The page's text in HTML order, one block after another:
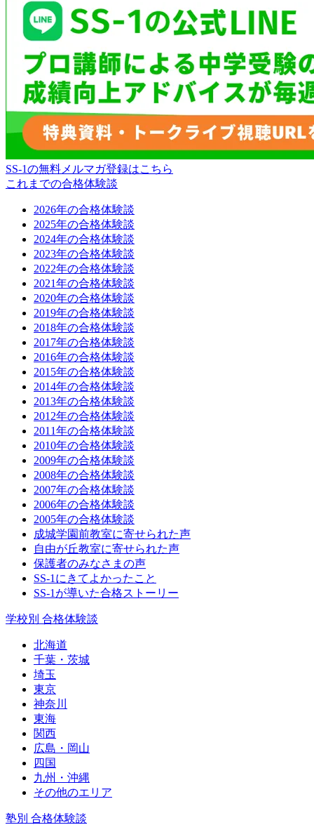
SS-1の無料メルマガ登録はこちら
これまでの合格体験談
2026年の合格体験談
2025年の合格体験談
2024年の合格体験談
2023年の合格体験談
2022年の合格体験談
2021年の合格体験談
2020年の合格体験談
2019年の合格体験談
2018年の合格体験談
2017年の合格体験談
2016年の合格体験談
2015年の合格体験談
2014年の合格体験談
2013年の合格体験談
2012年の合格体験談
2011年の合格体験談
2010年の合格体験談
2009年の合格体験談
2008年の合格体験談
2007年の合格体験談
2006年の合格体験談
2005年の合格体験談
成城学園前教室に寄せられた声
自由が丘教室に寄せられた声
保護者のみなさまの声
SS-1にきてよかったこと
SS-1が導いた合格ストーリー
学校別 合格体験談
北海道
千葉・茨城
埼玉
東京
神奈川
東海
関西
広島・岡山
四国
九州・沖縄
その他のエリア
塾別 合格体験談